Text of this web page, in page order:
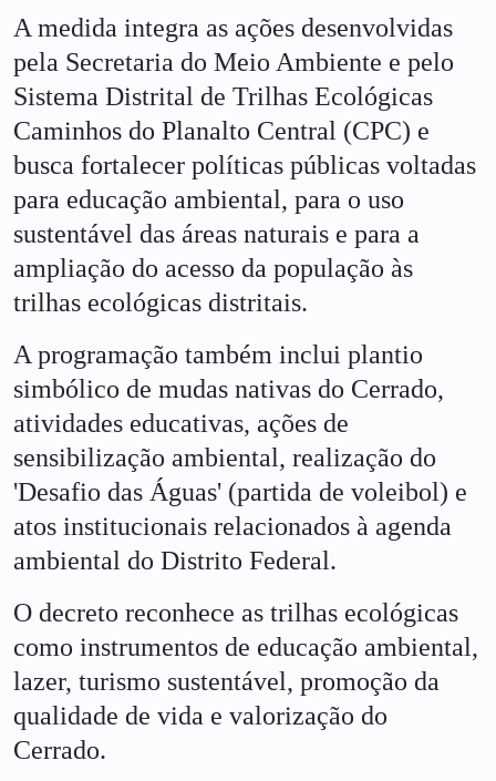
A medida integra as ações desenvolvidas
pela Secretaria do Meio Ambiente e pelo
Sistema Distrital de Trilhas Ecológicas
Caminhos do Planalto Central (CPC) e
busca fortalecer políticas públicas voltadas
para educação ambiental, para o uso
sustentável das áreas naturais e para a
ampliação do acesso da população às
trilhas ecológicas distritais.
A programação também inclui plantio
simbólico de mudas nativas do Cerrado,
atividades educativas, ações de
sensibilização ambiental, realização do
'Desafio das Águas' (partida de voleibol) e
atos institucionais relacionados à agenda
ambiental do Distrito Federal.
O decreto reconhece as trilhas ecológicas
como instrumentos de educação ambiental,
lazer, turismo sustentável, promoção da
qualidade de vida e valorização do
Cerrado.